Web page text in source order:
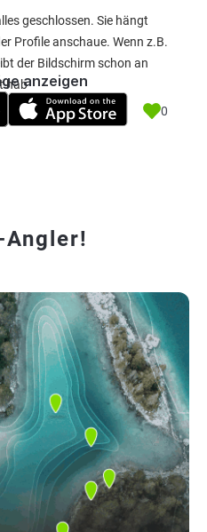
geschlossen. Sie hängt
Profile anschaue. Wenn z.B.
der Bildschirm schon an
hab
0
anzeigen
Angler!